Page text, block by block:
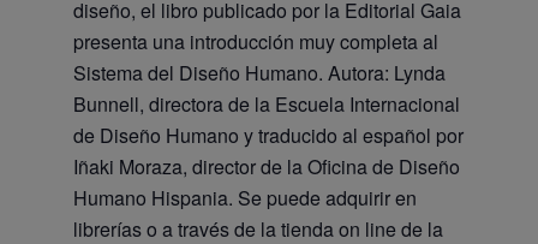
diseño, el libro publicado por la Editorial Gaia
presenta una introducción muy completa al
Sistema del Diseño Humano. Autora: Lynda
Bunnell, directora de la Escuela Internacional
de Diseño Humano y traducido al español por
Iñaki Moraza, director de la Oficina de Diseño
Humano Hispania. Se puede adquirir en
librerías o a través de la tienda on line de la